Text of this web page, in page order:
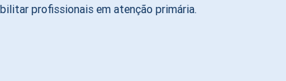
profissionais em atenção primária.